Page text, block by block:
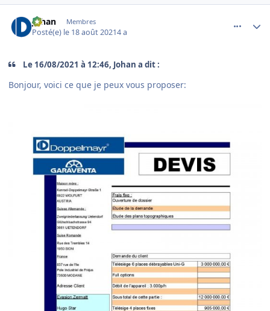
Johan Membres
Posté(e) le 18 août 20214 a
Le 16/08/2021 à 12:46, Johan a dit :
Bonjour, voici ce que je peux vous proposer: